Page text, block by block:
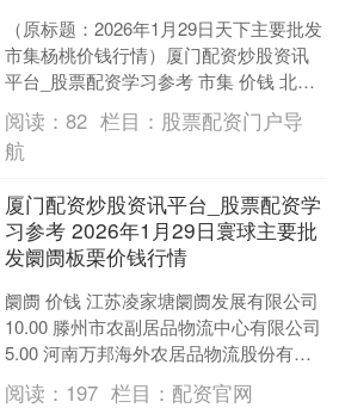
（原标题：2026年1月29日天下主要批发
市集杨桃价钱行情）厦门配资炒股资讯
平台_股票配资学习参考 市集 价钱 北京
新发地农副产物批发市集信息中心 17.00
....
阅读：82 栏目： 股票配资门户导
航
厦门配资炒股资讯平台_股票配资学
习参考 2026年1月29日寰球主要批
发阛阓板栗价钱行情
阛阓 价钱 江苏凌家塘阛阓发展有限公司
10.00 滕州市农副居品物流中心有限公司
5.00 河南万邦海外农居品物流股份有限
公司 5.50 宁夏四季鲜农居品抽象....
阅读： 197 栏目： 配资官网